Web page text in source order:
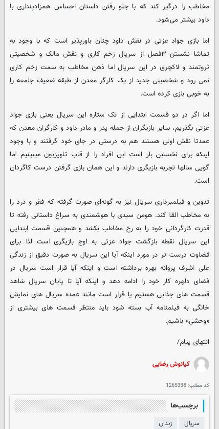
مخاطب را درگیر کند که با جلو رفتن داستان احساس همزادپنداری با
داود بیشتر می‌شود.
اما بازی جواد عزتی در نقش داود چنان باورپذیر است که با وجود به
تماشا نشستن ۳فصل از سریال زخم کاری و نقش مالک و شخصیتی
ثروتمند و لاکچری در این سریال اما ذهن مخاطب به سمت زخم کاری
نمی رود و شخصیتی جدید از یک کارگر معدن از طبقه ضعیف جامعه را
به خوبی بازی کرده است.
اما اگر در دو قسمت ابتدایی از تک ستاره این سریال یعنی بازی جواد
عزتی بگذریم، سایر بازیگران از جمله پدر و مادر داود و کارگران معدن که
عمدتا نقش اولی هستند هم به درستی در جای خود گرفتند و با وجود
اینکه برای نخستین بار است این افراد را از قاب تلویزیون میبینیم اما
گویی سالها تجربه بازیگری دارند و این همان بازی گرفتن درست کاگردان
است.
تدوین و فیلمبرداری سریال نیز به گونه‌ای صورت گرفته که فقر و درد را
به مخاطب القا کند. هومن سیدی با هوشمندی به سراغ داستانی رفته تا
قدرت کارگردانی خود را به رخ مخاطب بکشد و همچنین قسمت ابتدایی
این سریال نقطه بازگشت جواد عزتی به اوج بازیگری است لذا برای
قضاوت درست تر در مورد اینکه آیا این سریال به صورت دقیق از زندگی
علی اشرف پروانه بهره برداشته است و اینکه آیا قرار است سریال در
فضای دلهره کار خود را ادامه دهد و اینکه آیا تا پایان سریال شاهد
قسمت های جذابی هستیم یا قرار است مانند عمده سریال های نمایش
خانگی به فیلمنامه آب بسته شود باید منتظر قسمت های بیشتری از
«وحشی» باشیم.
انتهای پیام/
کیانوش رضایی
کد مطلب: 1265338
برچسب‌ها
سریال زندان